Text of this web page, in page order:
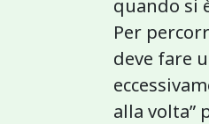
quando si
Per
deve fare
alla volta”